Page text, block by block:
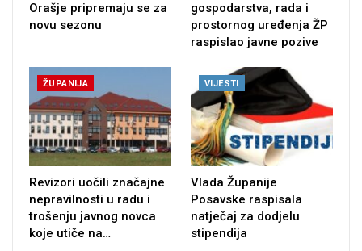
Orašje pripremaju se za
novu sezonu
gospodarstva, rada i
prostornog uređenja ŽP
raspislao javne pozive
ŽUPANIJA
Revizori uočili značajne
nepravilnosti u radu i
trošenju javnog novca
koje utiče na…
VIJESTI
Vlada Županije
Posavske raspisala
natječaj za dodjelu
stipendija